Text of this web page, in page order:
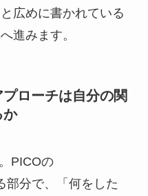
広めに書かれている
進みます。
ローチは自分の関
か
PICOの
部分で、「何をした